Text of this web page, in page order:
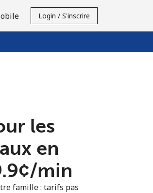
Login / S'inscrire
les
en
min
famille : tarifs pas